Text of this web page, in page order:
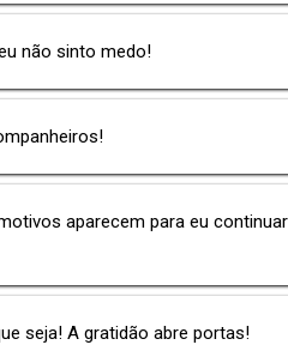
não sinto medo!
aparecem para eu
seja! A gratidão abre portas!